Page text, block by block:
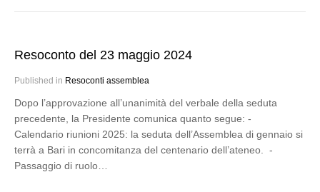
Resoconto del 23 maggio 2024
Published in Resoconti assemblea
Dopo l’approvazione all’unanimità del verbale della seduta
precedente, la Presidente comunica quanto segue: -
Calendario riunioni 2025: la seduta dell’Assemblea di gennaio si
terrà a Bari in concomitanza del centenario dell’ateneo. -
Passaggio di ruolo…